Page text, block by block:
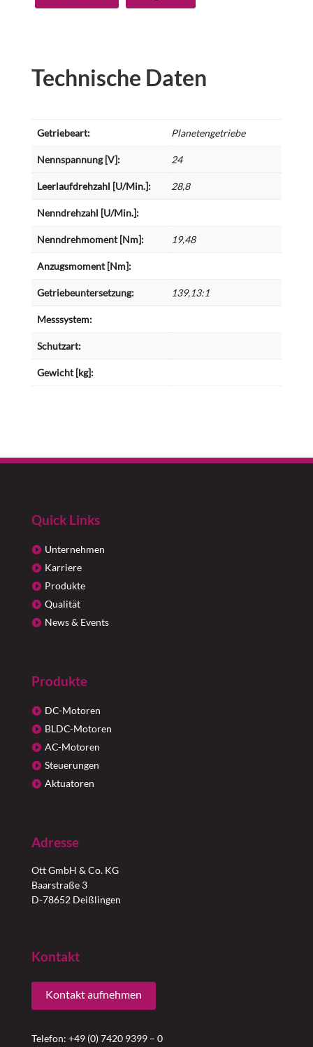
Technische Daten
Getriebeart: Planetengetriebe
Nennspannung [V]: 24
Leerlaufdrehzahl [U/Min.]: 28,8
Nenndrehzahl [U/Min.]:
Nenndrehmoment [Nm]: 19,48
Anzugsmoment [Nm]:
Getriebeuntersetzung: 139,13:1
Messsystem:
Schutzart:
Gewicht [kg]:
Quick Links
Unternehmen
Karriere
Produkte
Qualität
News & Events
Produkte
DC-Motoren
BLDC-Motoren
AC-Motoren
Steuerungen
Aktuatoren
Adresse
Ott GmbH & Co. KG
Baarstraße 3
D-78652 Deißlingen
Kontakt
Kontakt aufnehmen
Telefon: +49 (0) 7420 9399 – 0